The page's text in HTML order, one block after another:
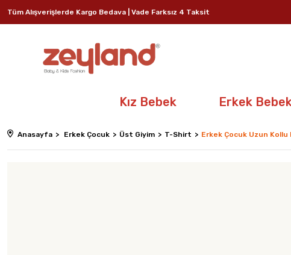
Tüm Alışverişlerde Kargo Bedava | Vade Farksız 4 Taksit
Kız Bebek Erkek
Anasayfa Erkek Çocuk Üst Giyim T-Shirt Erkek Çocuk Uzun